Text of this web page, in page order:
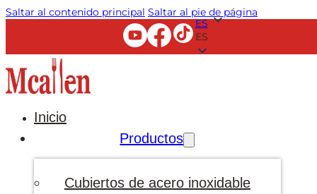
Saltar al contenido principal Saltar al pie de página
ES
ES
Inicio
Productos
Cubiertos de acero inoxidable